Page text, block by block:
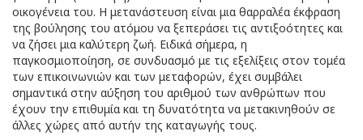
οικογένεια του. Η μετανάστευση είναι μια θαρραλέα έκφραση
της βούλησης του ατόμου να ξεπεράσει τις αντιξοότητες και
να ζήσει μια καλύτερη ζωή. Ειδικά σήμερα, η
παγκοσμιοποίηση, σε συνδυασμό με τις εξελίξεις στον τομέα
των επικοινωνιών και των μεταφορών, έχει συμβάλει
σημαντικά στην αύξηση του αριθμού των ανθρώπων που
έχουν την επιθυμία και τη δυνατότητα να μετακινηθούν σε
άλλες χώρες από αυτήν της καταγωγής τους.